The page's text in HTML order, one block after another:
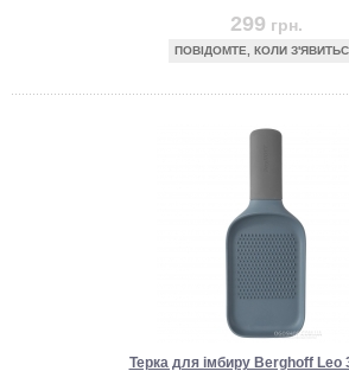
299 грн.
ПОВІДОМТЕ, КОЛИ
Терка для імбиру Berghoff Leo